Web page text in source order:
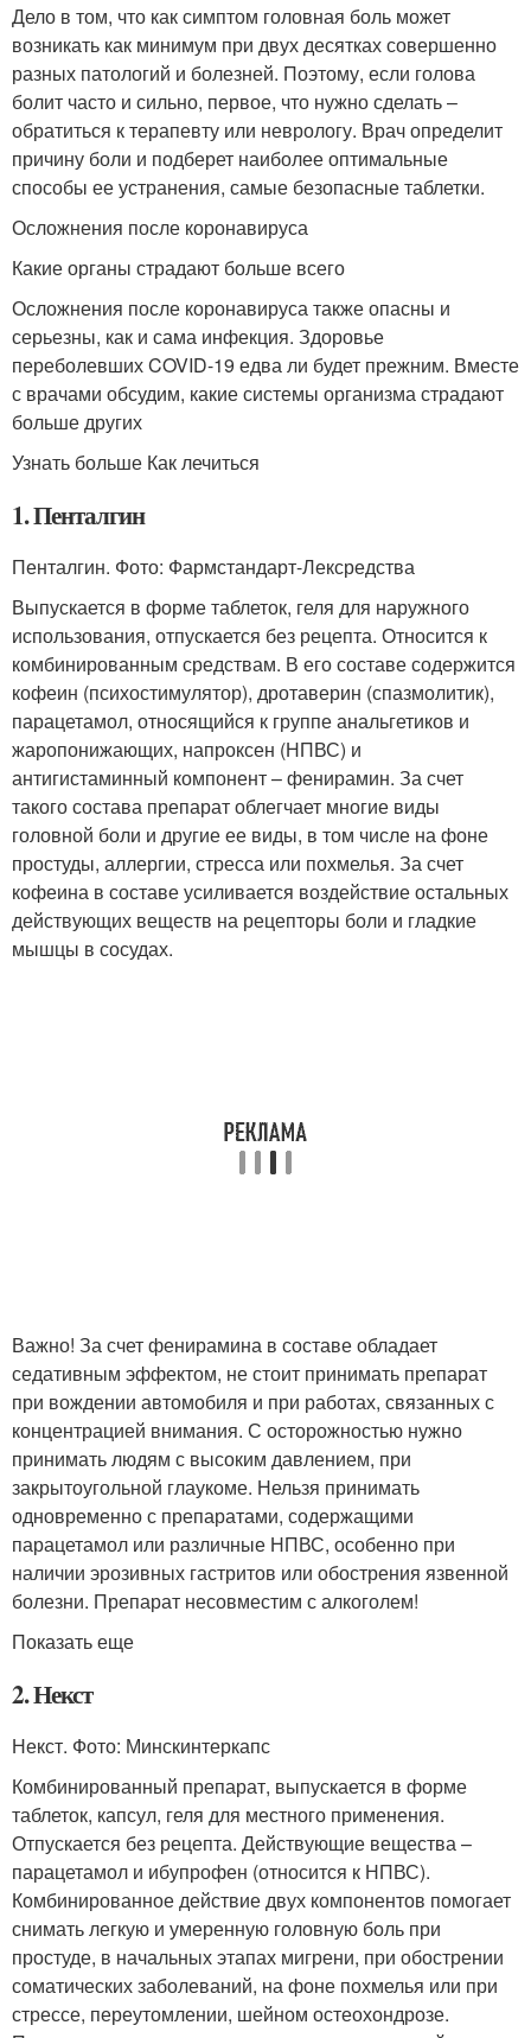
Дело в том, что как симптом головная боль может
возникать как минимум при двух десятках совершенно
разных патологий и болезней. Поэтому, если голова
болит часто и сильно, первое, что нужно сделать –
обратиться к терапевту или неврологу. Врач определит
причину боли и подберет наиболее оптимальные
способы ее устранения, самые безопасные таблетки.
Осложнения после коронавируса
Какие органы страдают больше всего
Осложнения после коронавируса также опасны и
серьезны, как и сама инфекция. Здоровье
переболевших COVID-19 едва ли будет прежним. Вместе
с врачами обсудим, какие системы организма страдают
больше других
Узнать больше Как лечиться
1. Пенталгин
Пенталгин. Фото: Фармстандарт-Лексредства
Выпускается в форме таблеток, геля для наружного
использования, отпускается без рецепта. Относится к
комбинированным средствам. В его составе содержится
кофеин (психостимулятор), дротаверин (спазмолитик),
парацетамол, относящийся к группе анальгетиков и
жаропонижающих, напроксен (НПВС) и
антигистаминный компонент – фенирамин. За счет
такого состава препарат облегчает многие виды
головной боли и другие ее виды, в том числе на фоне
простуды, аллергии, стресса или похмелья. За счет
кофеина в составе усиливается воздействие остальных
действующих веществ на рецепторы боли и гладкие
мышцы в сосудах.
Важно! За счет фенирамина в составе обладает
седативным эффектом, не стоит принимать препарат
при вождении автомобиля и при работах, связанных с
концентрацией внимания. С осторожностью нужно
принимать людям с высоким давлением, при
закрытоугольной глаукоме. Нельзя принимать
одновременно с препаратами, содержащими
парацетамол или различные НПВС, особенно при
наличии эрозивных гастритов или обострения язвенной
болезни. Препарат несовместим с алкоголем!
Показать еще
2. Некст
Некст. Фото: Минскинтеркапс
Комбинированный препарат, выпускается в форме
таблеток, капсул, геля для местного применения.
Отпускается без рецепта. Действующие вещества –
парацетамол и ибупрофен (относится к НПВС).
Комбинированное действие двух компонентов помогает
снимать легкую и умеренную головную боль при
простуде, в начальных этапах мигрени, при обострении
соматических заболеваний, на фоне похмелья или при
стрессе, переутомлении, шейном остеохондрозе.